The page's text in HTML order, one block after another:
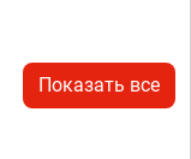
Показать все